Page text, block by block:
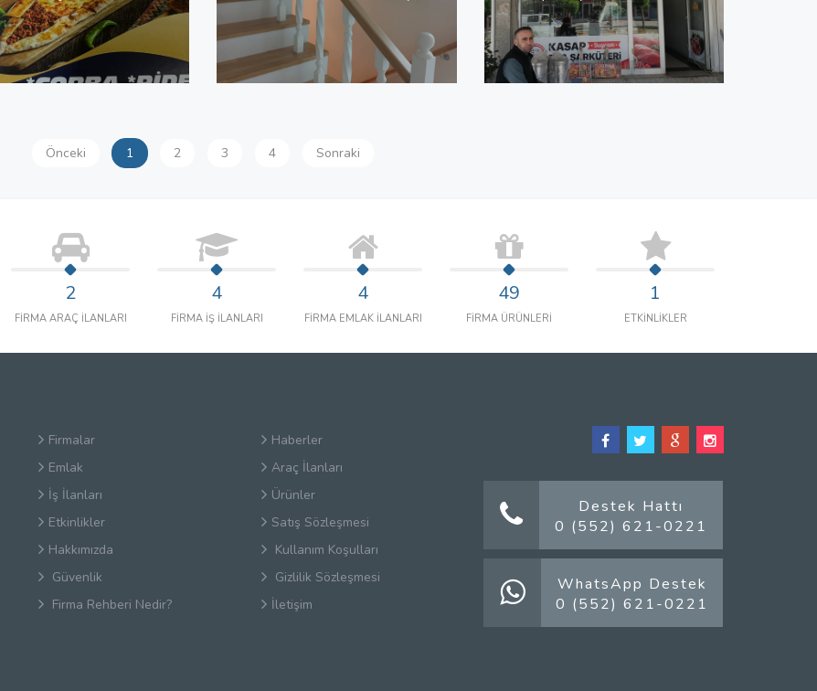
Önceki 1 2 3 4 Sonraki
2
FİRMA ARAÇ İLANLARI
4
FİRMA İŞ İLANLARI
4
FİRMA EMLAK İLANLARI
49
FİRMA ÜRÜNLERİ
1
ETKİNLİKLER
Firmalar
Haberler
Emlak
Araç İlanları
İş İlanları
Ürünler
Etkinlikler
Satış Sözleşmesi
Hakkımızda
Kullanım Koşulları
Güvenlik
Gizlilik Sözleşmesi
Firma Rehberi Nedir?
İletişim
Destek Hattı
0 (552) 621-0221
WhatsApp Destek
0 (552) 621-0221